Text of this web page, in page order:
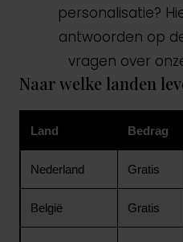
personalisatie?
antwoorden op
vragen over
Naar welke landen
Land Bedrag
Nederland Gratis
België Gratis